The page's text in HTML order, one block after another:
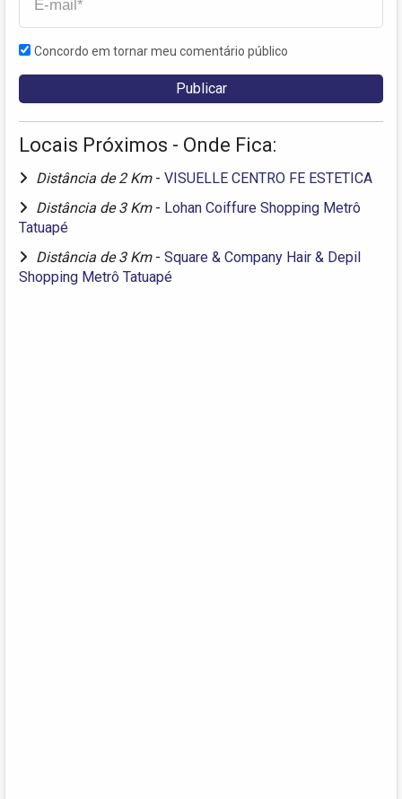
Concordo em tornar meu comentário público
Locais Próximos - Onde Fica:
Distância de 2 Km - VISUELLE CENTRO FE ESTETICA
Distância de 3 Km - Lohan Coiffure Shopping Metrô
Tatuapé
Distância de 3 Km - Square & Company Hair & Depil
Shopping Metrô Tatuapé